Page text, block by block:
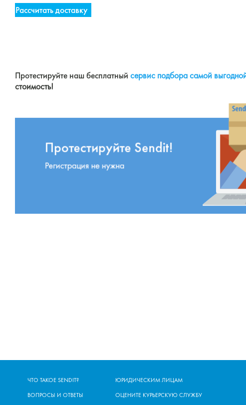
Рассчитать доставку
Протестируйте наш бесплатный сервис подбора самой
стоимость!
ЧТО ТАКОЕ SENDIT?
ВОПРОСЫ И ОТВЕТЫ
ЮРИДИЧЕСКИМ ЛИЦАМ
ОЦЕНИТЕ КУРЬЕРСКУЮ СЛУЖБУ